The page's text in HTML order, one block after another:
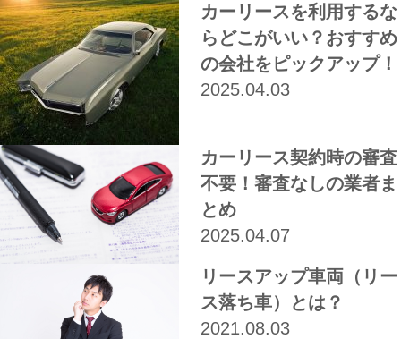
カーリースを利用するな
らどこがいい？おすすめ
の会社をピックアップ！
2025.04.03
カーリース契約時の審査
不要！審査なしの業者ま
とめ
2025.04.07
リースアップ車両（リー
ス落ち車）とは？
2021.08.03